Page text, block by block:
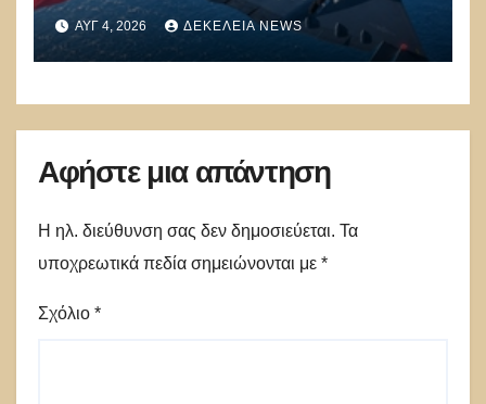
κινητήρες και σόκαραν τους
αντιπάλους της Κίνας
ΑΥΓ 4, 2026 ΔΕΚΈΛΕΙΑ NEWS
Αφήστε μια απάντηση
Η ηλ. διεύθυνση σας δεν δημοσιεύεται. Τα
υποχρεωτικά πεδία σημειώνονται με *
Σχόλιο *